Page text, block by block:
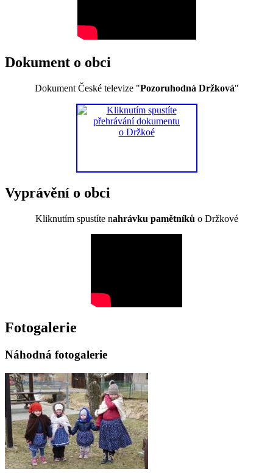
Dokument o obci
Dokument České televize "Pozoruhodná Držková"
Vyprávění o obci
Kliknutím spustíte nahrávku pamětníků o Držkové
Fotogalerie
Náhodná fotogalerie